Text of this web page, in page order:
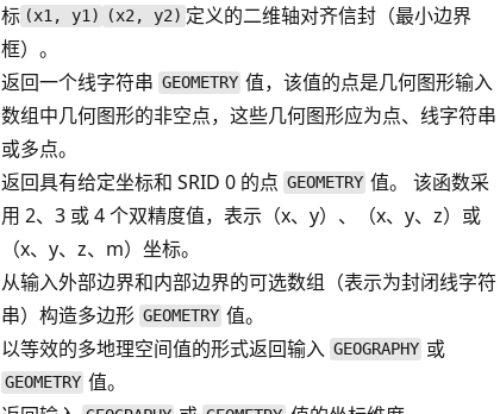
标 (x1, y1) (x2, y2) 定义的二维轴对齐信封（最小边界
框）。
返回一个线字符串 GEOMETRY 值，该值的点是几何图形输入
数组中几何图形的非空点，这些几何图形应为点、线字符串
或多点。
返回具有给定坐标和 SRID 0 的点 GEOMETRY 值。 该函数采
用 2、3 或 4 个双精度值，表示（x、y）、（x、y、z）或
（x、y、z、m）坐标。
从输入外部边界和内部边界的可选数组（表示为封闭线字符
串）构造多边形 GEOMETRY 值。
以等效的多地理空间值的形式返回输入 GEOGRAPHY 或
GEOMETRY 值。